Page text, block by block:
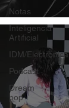
Notas
Inteligencia
Artificial
IDM/Electrónica
Podcast
Dream
pop